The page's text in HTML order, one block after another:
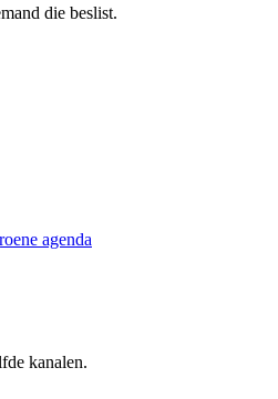
die beslist.
kanalen.